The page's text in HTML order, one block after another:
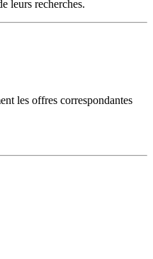
leurs recherches.
les offres correspondantes